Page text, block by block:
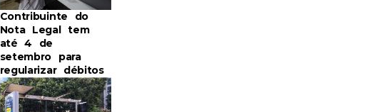
Contribuinte do
Nota Legal tem
até 4 de
setembro para
regularizar débitos